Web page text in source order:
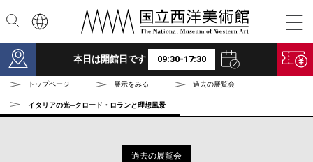
本日は開館日です 09:30-17:30
トップページ 展示をみる 過去の展覧会
イタリアの光─クロード・ロランと理想風景
過去の展覧会